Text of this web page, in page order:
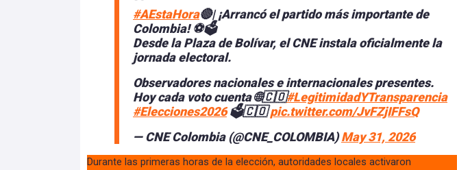
#AEstaHora🔴| ¡Arrancó el partido más importante de
Colombia! ⚽🗳️
Desde la Plaza de Bolívar, el CNE instala oficialmente la
jornada electoral.
Observadores nacionales e internacionales presentes.
Hoy cada voto cuenta 🌐🇨🇴#LegitimidadYTransparencia
#Elecciones2026🗳️🇨🇴pic.twitter.com/JvFZjIFFsQ
— CNE Colombia (@CNE_COLOMBIA)May 31, 2026
Durante las primeras horas de la elección, autoridades locales activaron